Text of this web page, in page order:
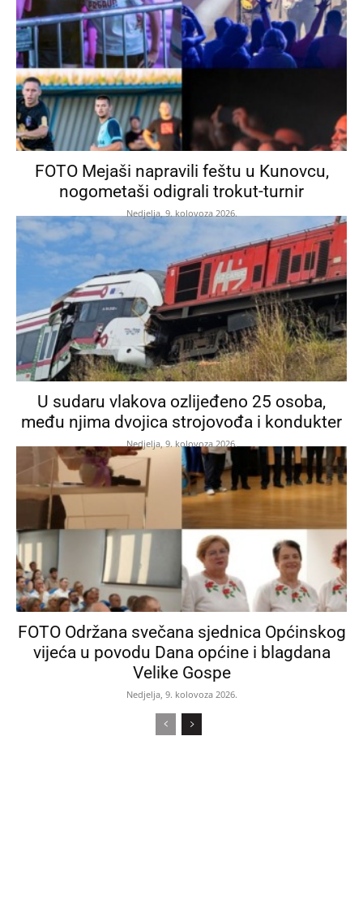
FOTO Mejaši napravili feštu u Kunovcu,
nogometaši odigrali trokut-turnir
Nedjelja, 9. kolovoza 2026.
U sudaru vlakova ozlijeđeno 25 osoba,
među njima dvojica strojovođa i kondukter
Nedjelja, 9. kolovoza 2026.
FOTO Održana svečana sjednica Općinskog
vijeća u povodu Dana općine i blagdana
Velike Gospe
Nedjelja, 9. kolovoza 2026.